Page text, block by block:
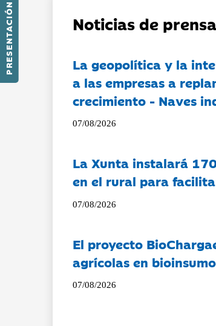
PRESENTACIÓN Noticias de
La geopolítica y la
a las empresas a
crecimiento - Naves
07/08/2026
La Xunta instalará
en el rural para
07/08/2026
El proyecto
agrícolas en
07/08/2026